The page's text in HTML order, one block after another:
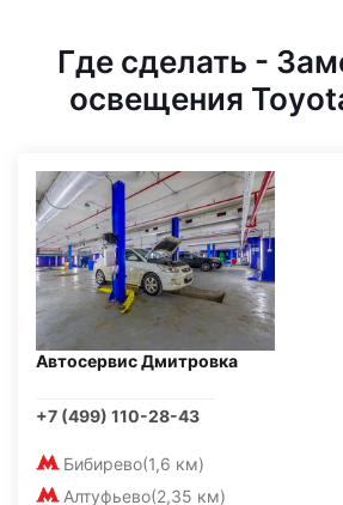
Где сделать -
освещения
Автосервис Дмитровка
+7 (499) 110-28-43
Бибирево(1,6 км)
Алтуфьево(2,35 км)